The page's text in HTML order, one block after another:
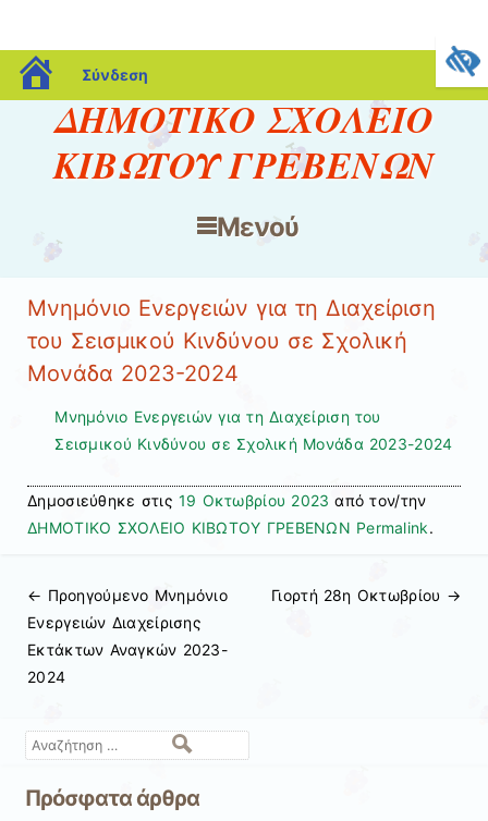
blogs.sch.gr
Σύνδεση
ΔΗΜΟΤΙΚΟ ΣΧΟΛΕΙΟ
ΚΙΒΩΤΟΥ ΓΡΕΒΕΝΩΝ
Μενού
Μετάβαση στο περιεχόμενο
Μνημόνιο Ενεργειών για τη Διαχείριση
του Σεισμικού Κινδύνου σε Σχολική
Μονάδα 2023-2024
Μνημόνιο Ενεργειών για τη Διαχείριση του
Σεισμικού Κινδύνου σε Σχολική Μονάδα 2023-2024
Δημοσιεύθηκε στις 19 Οκτωβρίου 2023 από τον/την
ΔΗΜΟΤΙΚΟ ΣΧΟΛΕΙΟ ΚΙΒΩΤΟΥ ΓΡΕΒΕΝΩΝ Permalink.
Πλοήγηση άρθρων
← Προηγούμενo Μνημόνιο
Ενεργειών Διαχείρισης
Εκτάκτων Αναγκών 2023-
2024
Γιορτή 28η Οκτωβρίου →
Αναζήτηση
Πρόσφατα άρθρα